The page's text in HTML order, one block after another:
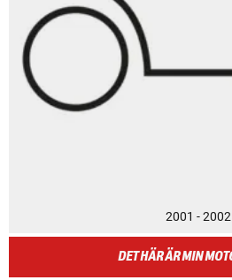
2001 - 2002
DET HÄR ÄR MIN